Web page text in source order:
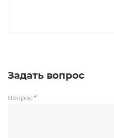
Задать вопрос
Вопрос *